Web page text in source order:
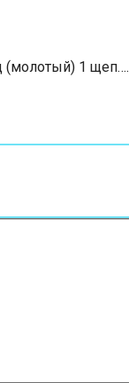
(молотый) 1 щеп….